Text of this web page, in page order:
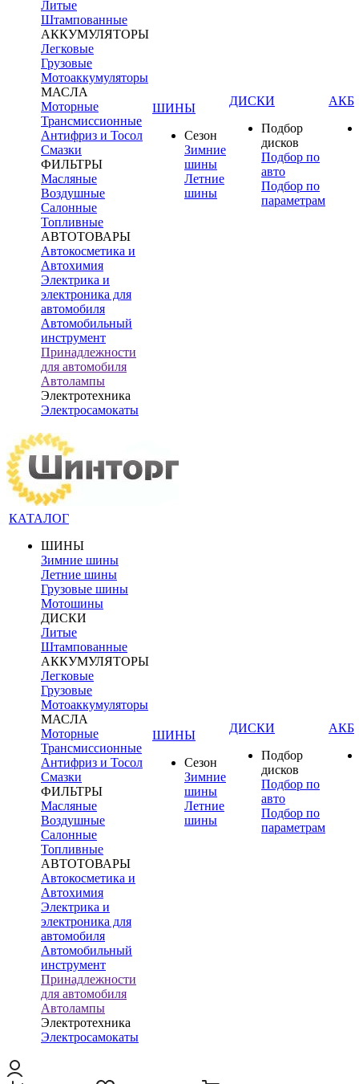
Литые
Штампованные
АККУМУЛЯТОРЫ
Легковые
Грузовые
Мотоаккумуляторы
МАСЛА
Моторные
Трансмиссионные
Антифриз и Тосол
Смазки
ФИЛЬТРЫ
Масляные
Воздушные
Салонные
Топливные
АВТОТОВАРЫ
Автокосметика и
Автохимия
Электрика и
электроника для
автомобиля
Автомобильный
инструмент
Принадлежности
для автомобиля
Автолампы
Электротехника
Электросамокаты
ШИНЫ
Сезон
Зимние
шины
Летние
шины
ДИСКИ
Подбор
дисков
Подбор по
авто
Подбор по
параметрам
АКБ
КАТАЛОГ
ШИНЫ
Зимние шины
Летние шины
Грузовые шины
Мотошины
ДИСКИ
Литые
Штампованные
АККУМУЛЯТОРЫ
Легковые
Грузовые
Мотоаккумуляторы
МАСЛА
Моторные
Трансмиссионные
Антифриз и Тосол
Смазки
ФИЛЬТРЫ
Масляные
Воздушные
Салонные
Топливные
АВТОТОВАРЫ
Автокосметика и
Автохимия
Электрика и
электроника для
автомобиля
Автомобильный
инструмент
Принадлежности
для автомобиля
Автолампы
Электротехника
Электросамокаты
ШИНЫ
Сезон
Зимние
шины
Летние
шины
ДИСКИ
Подбор
дисков
Подбор по
авто
Подбор по
параметрам
АКБ